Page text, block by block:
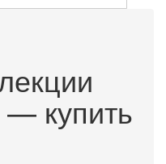
купить